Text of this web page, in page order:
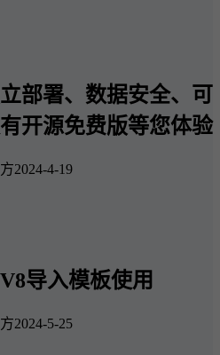
部署、数据安全、可
开源免费版等您体验
2024-4-19
导入模板使用
2024-5-25